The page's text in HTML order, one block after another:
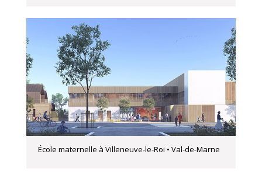
École maternelle à Villeneuve-le-Roi • Val-de-Marne